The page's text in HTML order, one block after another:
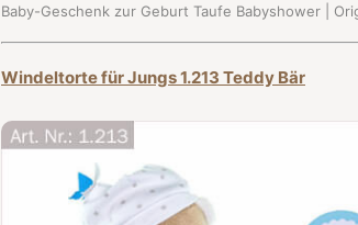
Baby-Geschenk zur Geburt Taufe Babyshower |
Windeltorte für Jungs 1.213 Teddy Bär